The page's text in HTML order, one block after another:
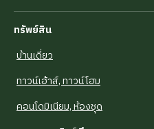
ทรัพย์สิน
บ้านเดี่ยว
ทาวน์เฮ้าส์, ทาวน์โฮม
คอนโดมิเนียม, ห้องชุด